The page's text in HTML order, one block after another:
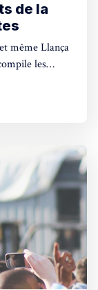
de la
même Llança
les